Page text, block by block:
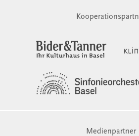
Medienpartner